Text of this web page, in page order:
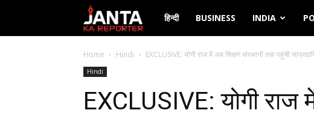
Janta
Ka
Reporter
हिन्दी BUSINESS INDIA
Home Hindi EXCLUSIVE: योगी राज में अब शिक्षण संस्थानों तक पहुंची
Hindi
EXCLUSIVE: योगी राज